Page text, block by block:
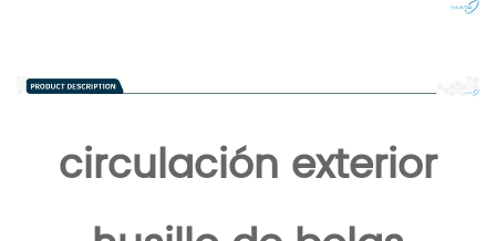
circulación exterior